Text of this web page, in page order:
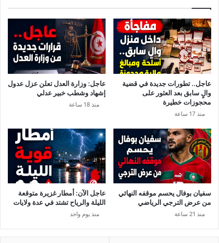
عاجل.. تطورات جديدة في قضية
والٍ سابق بعد العثور على
محجوزات خطيرة
منذ 17 ساعة
عاجل: وزارة العدل تعلن عزل عدول
إشهاد وشطب خبير عدلي
منذ 18 ساعة
سفيان بوفال يحسم موقفه النهائي
من عرض الترجي الرياضي
منذ 21 ساعة
عاجل الآن: أمطار غزيرة متوقعة
الليلة والرياح تشتد في عدة ولايات
منذ يوم واحد